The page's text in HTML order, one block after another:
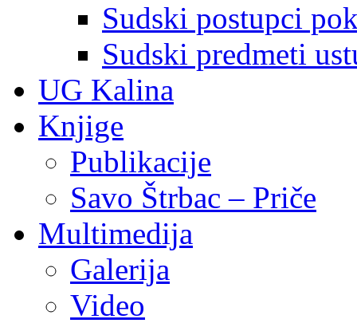
Sudski postupci
Sudski predmeti
UG Kalina
Knjige
Publikacije
Savo Štrbac – Priče
Multimedija
Galerija
Video